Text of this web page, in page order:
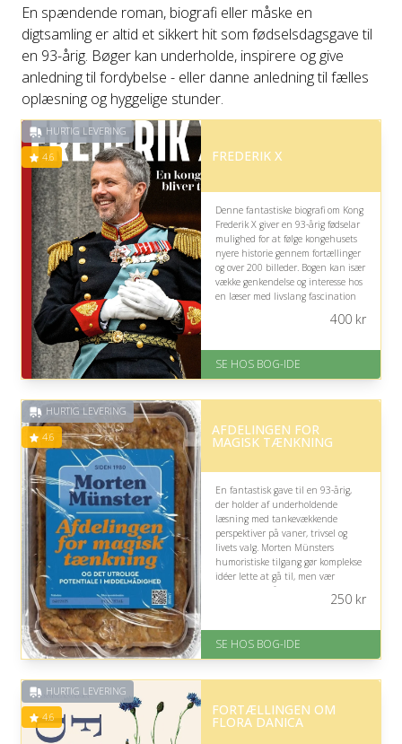
En spændende roman, biografi eller måske en
digtsamling er altid et sikkert hit som fødselsdagsgave til
en 93-årig. Bøger kan underholde, inspirere og give
anledning til fordybelse - eller danne anledning til fælles
oplæsning og hyggelige stunder.
HURTIG LEVERING
4.6 FREDERIK X
Denne fantastiske biografi om Kong
Frederik X giver en 93-årig fødselar
mulighed for at følge kongehusets
nyere historie gennem fortællinger
og over 200 billeder. Bogen kan især
vække genkendelse og interesse hos
en læser med livslang fascination
forventet leveringstid
Fremragende Trustpilot rating
400kr
SE HOS BOG-IDE
HURTIG LEVERING
4.6 AFDELINGEN FOR
MAGISK TÆNKNING
En fantastisk gave til en 93-årig,
der holder af underholdende
læsning med tankevækkende
perspektiver på vaner, trivsel og
livets valg. Morten Münsters
humoristiske tilgang gør komplekse
idéer lette at gå til, men vær
opmærksom på bogens moderne
På lager
Levering: 1-3 hverdage -
Gratis fragt
på 4.6 ud af 5
250kr
SE HOS BOG-IDE
HURTIG LEVERING
4.6 FORTÆLLINGEN OM
FLORA DANICA